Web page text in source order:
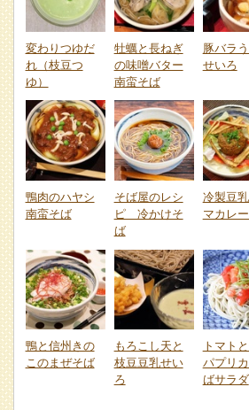
変わりつゆだ
れ（枝豆つ
ゆ）
牡蠣と長ねぎ
の味噌バター
南蛮そば
豚バラ
せいろ
鴨肉のハヤシ
南蛮そば
そば屋のレシ
ピ 冷かけそ
ば
冷製豆
マカレ
鴨と信州きの
このまぜそば
もろこし天と
枝豆豆乳せい
ろ
トマト
パプリ
ばサラダ